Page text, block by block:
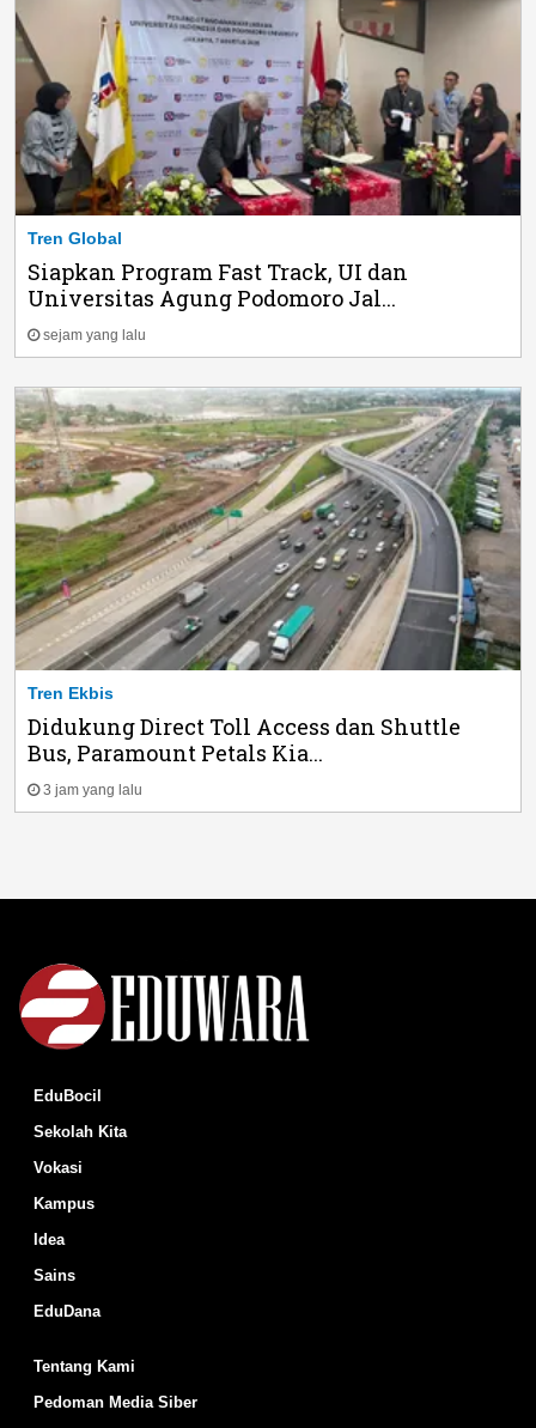
Tren Global
Siapkan Program Fast Track, UI dan
Universitas Agung Podomoro Jal...
sejam yang lalu
Tren Ekbis
Didukung Direct Toll Access dan Shuttle
Bus, Paramount Petals Kia...
3 jam yang lalu
EduBocil
Sekolah Kita
Vokasi
Kampus
Idea
Sains
EduDana
Tentang Kami
Pedoman Media Siber